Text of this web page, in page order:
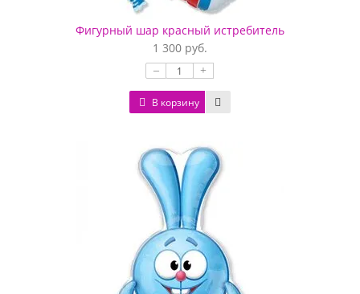
Фигурный шар красный истребитель
1 300 руб.
– +
В корзину